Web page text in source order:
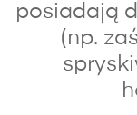
posiadają
(np.